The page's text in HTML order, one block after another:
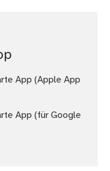
App (Apple App
App (für Google